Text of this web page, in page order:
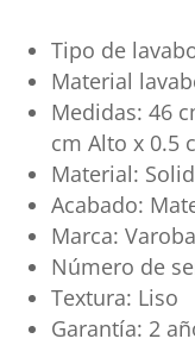
Tipo de
Material
Medidas: 46
cm Alto x 0.5
Material:
Acabado:
Marca:
Número de
Textura: Liso
Garantía: 2